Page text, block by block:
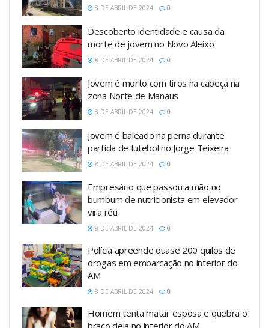
8 DE ABRIL DE 2024 0
Descoberto identidade e causa da
morte de jovem no Novo Aleixo
8 DE ABRIL DE 2024 0
Jovem é morto com tiros na cabeça na
zona Norte de Manaus
8 DE ABRIL DE 2024 0
Jovem é baleado na perna durante
partida de futebol no Jorge Teixeira
8 DE ABRIL DE 2024 0
Empresário que passou a mão no
bumbum de nutricionista em elevador
vira réu
8 DE ABRIL DE 2024 0
Polícia apreende quase 200 quilos de
drogas em embarcação no interior do
AM
8 DE ABRIL DE 2024 0
Homem tenta matar esposa e quebra o